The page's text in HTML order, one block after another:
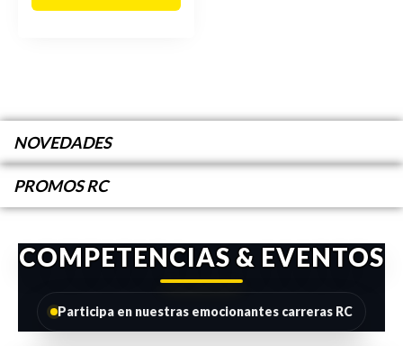
NOVEDADES
PROMOS RC
COMPETENCIAS & EVENTOS
Participa en nuestras emocionantes carreras RC